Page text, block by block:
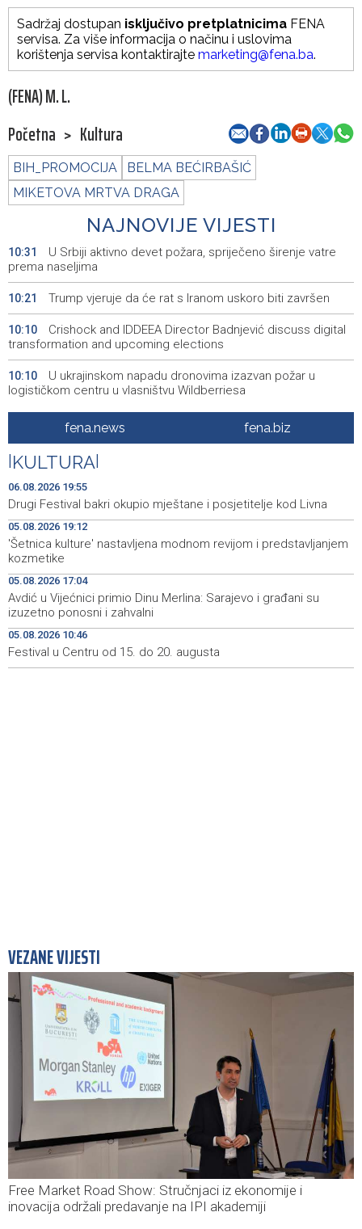
Sadržaj dostupan isključivo pretplatnicima FENA
servisa. Za više informacija o načinu i uslovima
korištenja servisa kontaktirajte marketing@fena.ba.
(FENA) M. L.
Početna > Kultura
BIH_PROMOCIJA
BELMA BEĆIRBAŠIĆ
MIKETOVA MRTVA DRAGA
NAJNOVIJE VIJESTI
10:31
U Srbiji aktivno devet požara, spriječeno širenje vatre
prema naseljima
10:21 Trump vjeruje da će rat s Iranom uskoro biti završen
10:10
Crishock and IDDEEA Director Badnjević discuss digital
transformation and upcoming elections
10:10
U ukrajinskom napadu dronovima izazvan požar u
logističkom centru u vlasništvu Wildberriesa
Kajganić and Irish Ambassador discuss rule of law and
BiH's EU path
09:56
Wildfire near Konjic remains active as firefighters
defend homes
09:53
Juli donio rast turističkog prometa u KS - Više od 112
hiljada gostiju i 241 hiljada noćenja
09:48
Njemačka tvrdi da avioni parkirani na aerodromu Halle
nisu imali municiju
09:41 U Sarajevu počelo saobraćati 10 novih ISUZU autobusa
09:32 Crnogorska vlada pokazala je da poštuje Hrvatsku
fena.news fena.biz
KULTURA
06.08.2026 19:55
Drugi Festival bakri okupio mještane i posjetitelje kod Livna
05.08.2026 19:12
'Šetnica kulture' nastavljena modnom revijom i predstavljanjem
kozmetike
05.08.2026 17:04
Avdić u Vijećnici primio Dinu Merlina: Sarajevo i građani su
izuzetno ponosni i zahvalni
05.08.2026 10:46
Festival u Centru od 15. do 20. augusta
VEZANE VIJESTI
Free Market Road Show: Stručnjaci iz ekonomije i
inovacija održali predavanje na IPI akademiji